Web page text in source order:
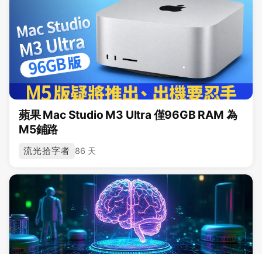
蘋果 Mac Studio M3 Ultra 僅96GB RAM 為
M5鋪路
流光拾字者 86 天